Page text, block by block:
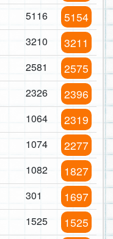
5116 5154
3210 3211
2581 2575
2326 2396
1064 2319
1074 2277
1082 1827
301 1697
1525 1525